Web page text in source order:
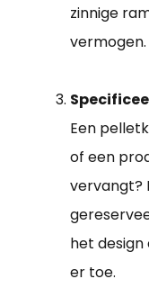
zinnige
vermogen.
Een
of een
vervangt?
het
er toe.